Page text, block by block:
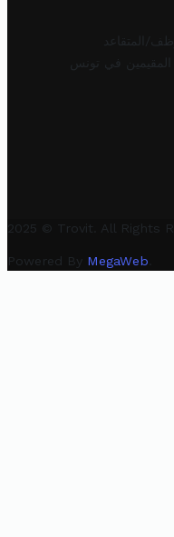
المتقاعد
المقيمين في تونس
2025 © Trovit. All Rights
Powered By MegaWeb